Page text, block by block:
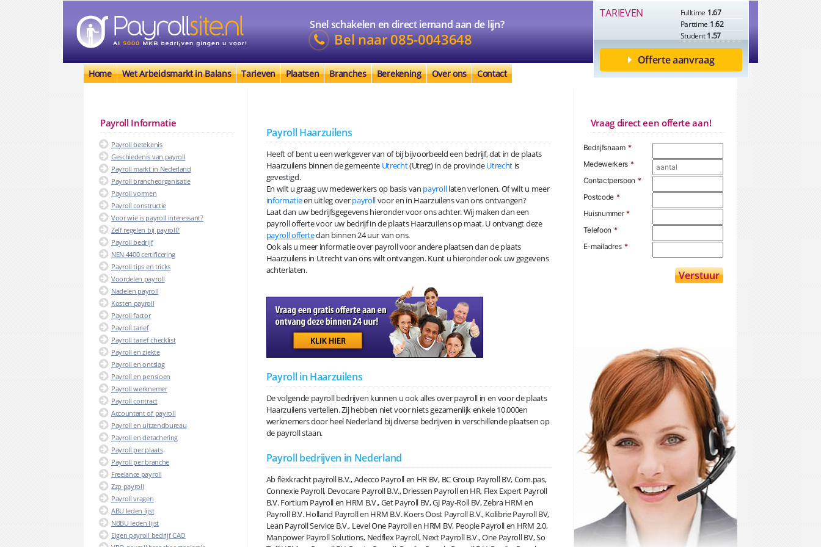
Snel schakelen en direct iemand aan de lijn?
Bel naar085-0043648
TARIEVEN Fulltime 1.67
Parttime 1.62
Student1.57
Offerte aanvraag
Home Wet Arbeidsmarkt in Balans Tarieven Plaatsen Branches Berekening Over ons Contact
Payroll Informatie
Payroll betekenis
Geschiedenis van payroll
Payroll markt in Nederland
Payroll brancheorganisatie
Payroll vormen
Payroll constructie
Voor wie is payroll interessant?
Zelf regelen bij payroll?
Payroll bedrijf
NEN 4400 certificering
Payroll tips en tricks
Voordelen payroll
Nadelen payroll
Kosten payroll
Payroll factor
Payroll tarief
Payroll tarief checklist
Payroll en ziekte
Payroll en ontslag
Payroll en pensioen
Payroll werknemer
Payroll contract
Accountant of payroll
Payroll en uitzendbureau
Payroll en detachering
Payroll per plaats
Payroll per branche
Freelance payroll
Zzp payroll
Payroll vragen
ABU leden lijst
NBBU leden lijst
Eigen payroll bedrijf CAO
Payroll Haarzuilens
Heeft of bent u een werkgever van of bij bijvoorbeeld een bedrijf, dat in de plaats
Haarzuilens binnen de gemeente Utrecht(Utreg) in de provincieUtrecht is
gevestigd.
En wilt u graag uw medewerkers op basis van payrolllaten verlonen. Of wilt u meer
informatieen uitleg overpayrollvoor en in Haarzuilens van ons ontvangen?
Laat dan uw bedrijfsgegevens hieronder voor ons achter. Wij maken dan een
payroll offerte voor uw bedrijf in de plaats Haarzuilens op maat. U ontvangt deze
payroll offertedan binnen 24 uur van ons.
Ook als u meer informatie over payroll voor andere plaatsen dan de plaats
Haarzuilens in Utrecht van ons wilt ontvangen. Kunt u hieronder ook uw gegevens
achterlaten.
Payroll in Haarzuilens
De volgende payroll bedrijven kunnen u ook alles over payroll in en voor de plaats
Haarzuilens vertellen. Zij hebben niet voor niets gezamenlijk enkele 10.000en
werknemers door heel Nederland bij diverse bedrijven in verschillende plaatsen op
de payroll staan.
Payroll bedrijven in Nederland
Ab flexkracht payroll B.V., Adecco Payroll en HR BV, BC Group Payroll BV, Com.pas,
Connexie Payroll, Devocare Payroll B.V., Driessen Payroll en HR, Flex Expert Payroll
B.V. Fortium Payroll en HRM B.V., Get Payroll BV, GJ Pay-Roll BV, Zebra HRM en
Payroll B.V. Holland Payroll en HRM B.V. Koers Oost Payroll B.V., Kolibrie Payroll BV,
Lean Payroll Service B.V., Level One Payroll en HRM BV, People Payroll en HRM 2.0,
Manpower Payroll Solutions, Nedflex Payroll, Next Payroll B.V., One Payroll BV, So
Vraag direct een offerte aan!
Bedrijfsnaam *
Medewerkers *
Contactpersoon *
Postcode *
Huisnummer *
Telefoon *
E-mailadres *